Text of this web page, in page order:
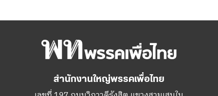
สำนักงานใหญ่พรรคเพื่อไทย